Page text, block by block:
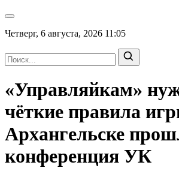
Четверг, 6 августа, 2026 11:05
«Управляйкам»
чёткие правила
Архангельске
конференция УК